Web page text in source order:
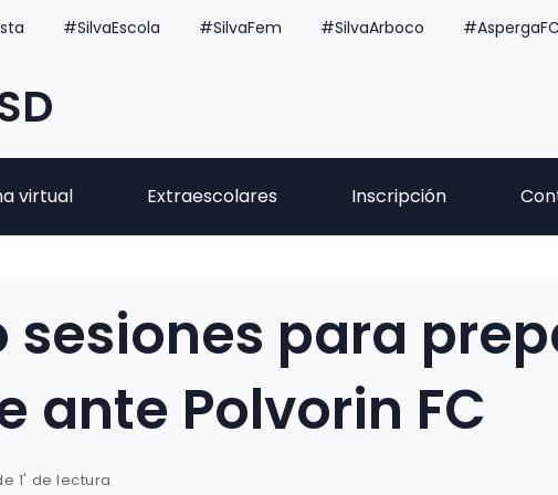
#SilvaEscola #SilvaFem #SilvaArboco #AspergaFC
virtual Extraescolares Inscripción
sesiones para
ante Polvorin FC
1' de lectura